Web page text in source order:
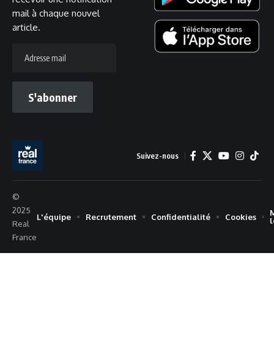
mail à chaque nouvel
article.
mail
S'abonner
Suivez-nous
©
2025
Real
France
L'équipe Recrutement Confidentialité Cookies